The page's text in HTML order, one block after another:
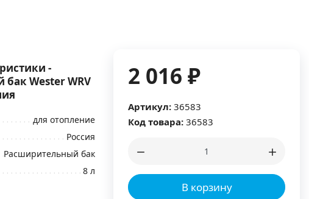
2 016 ₽
Артикул: 36583
Код товара: 36583
В корзину
-
Wester WRV
для отопление
Россия
Расширительный бак
8 л